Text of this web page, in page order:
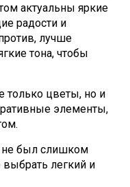
актуальны яркие
радости и
лучше
тона, чтобы
только цветы, но и
элементы,
не был слишком
легкий и